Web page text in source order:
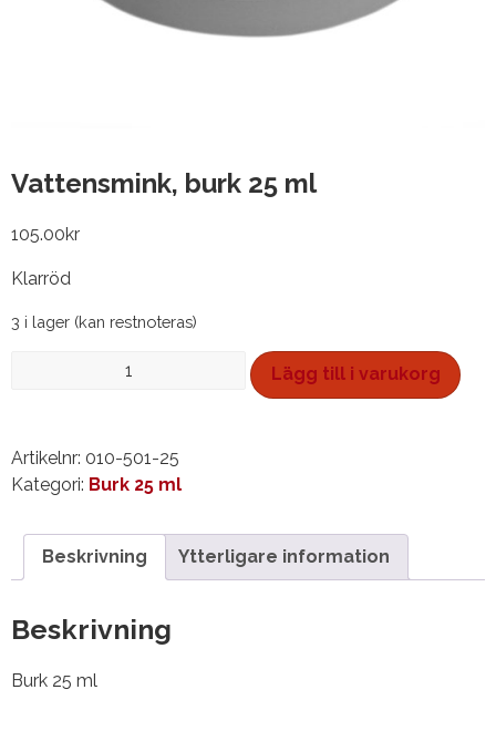
Vattensmink, burk 25 ml
105.00kr
Klarröd
3 i lager (kan restnoteras)
mängd
Lägg till i varukorg
Artikelnr: 010-501-25
Kategori: Burk 25 ml
Beskrivning Ytterligare information
Beskrivning
Burk 25 ml